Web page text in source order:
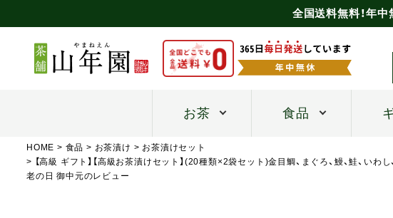
全国送料無料！年
お茶 食品
HOME 食品 お茶漬け
お茶漬けセット
【高級 ギフト】【高級お茶漬けセット】(20種類×2袋セット)金目鯛、まぐろ、鰻、鮭、いわ
老の日 御中元のレビュー